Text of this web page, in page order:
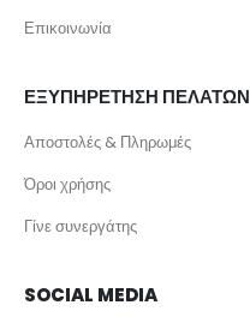
Επικοινωνία
ΕΞΥΠΗΡΕΤΗΣΗ ΠΕΛΑΤΩΝ
Αποστολές & Πληρωμές
Όροι χρήσης
Γίνε συνεργάτης
SOCIAL MEDIA